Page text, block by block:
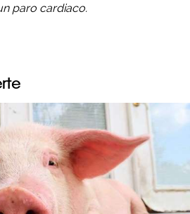
paro cardiaco.